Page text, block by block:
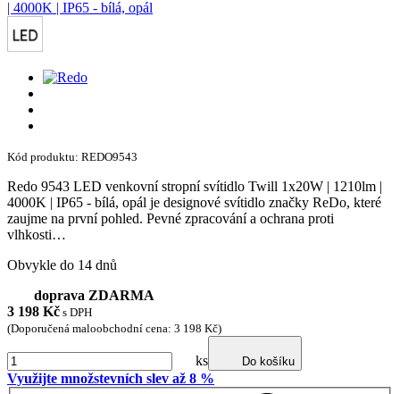
Kód produktu: REDO9543
Redo 9543 LED venkovní stropní svítidlo Twill 1x20W | 1210lm |
4000K | IP65 - bílá, opál je designové svítidlo značky ReDo, které
zaujme na první pohled. Pevné zpracování a ochrana proti
vlhkosti…
Obvykle do 14 dnů
doprava ZDARMA
3 198 Kč s DPH
(Doporučená maloobchodní cena: 3 198 Kč)
ks Do košíku
Využijte množstevních slev až 8 %